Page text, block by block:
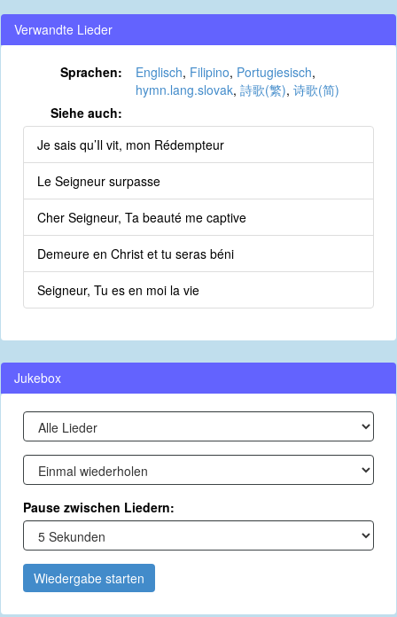
Verwandte Lieder
Sprachen: Englisch, Filipino, Portugiesisch,
hymn.lang.slovak, 詩歌(繁), 诗歌(简)
Siehe auch:
Je sais qu’Il vit, mon Rédempteur
Le Seigneur surpasse
Cher Seigneur, Ta beauté me captive
Demeure en Christ et tu seras béni
Seigneur, Tu es en moi la vie
Jukebox
Pause zwischen Liedern:
Wiedergabe starten